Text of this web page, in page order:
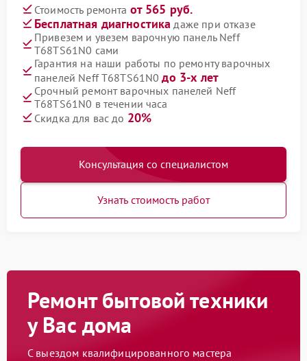
Стоимость ремонта от 565 руб.
Бесплатная диагностика даже при отказе
Привезем и увезем варочную панель Neff
T68TS61N0 сами
Гарантия на наши работы по ремонту варочных
панелей Neff T68TS61N0до 3-х лет
Срочный ремонт варочных панелей Neff
T68TS61N0 в течении часа
Скидка для вас до 20%
Консультация со специалистом
Узнать стоимость работ
Ремонт бытовой техники
у Вас дома
С выездом квалифицированного мастера